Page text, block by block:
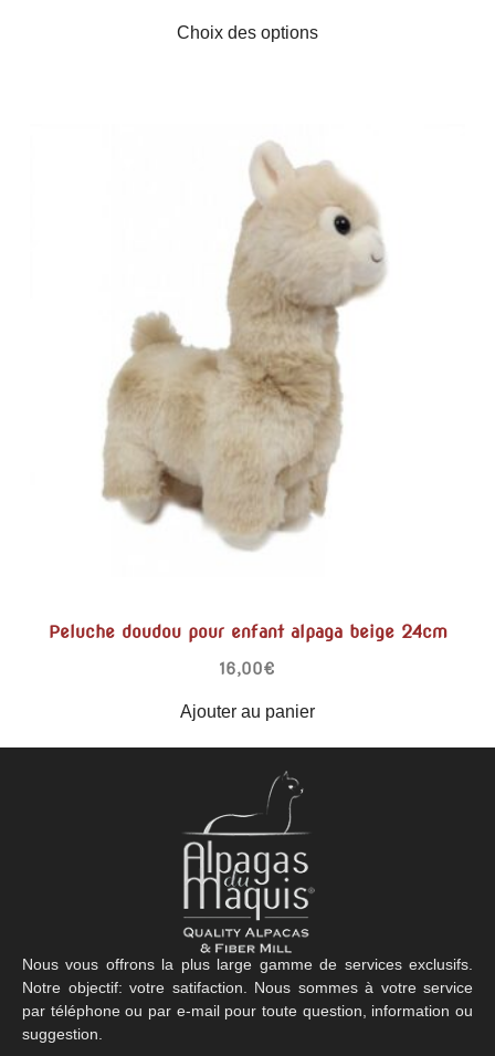
Choix des options
Peluche doudou pour enfant alpaga beige 24cm
16,00€
Ajouter au panier
Nous vous offrons la plus large gamme de services exclusifs.
Notre objectif: votre satifaction. Nous sommes à votre service
par téléphone ou par e-mail pour toute question, information ou
suggestion.